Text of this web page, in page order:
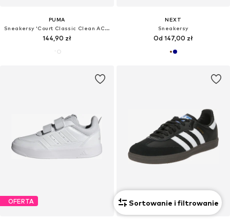
PUMA
Sneakersy 'Court Classic Clean AC Inf'
144,90 zł
NEXT
Sneakersy
Od 147,00 zł
OFERTA Sortowanie i filtrowanie